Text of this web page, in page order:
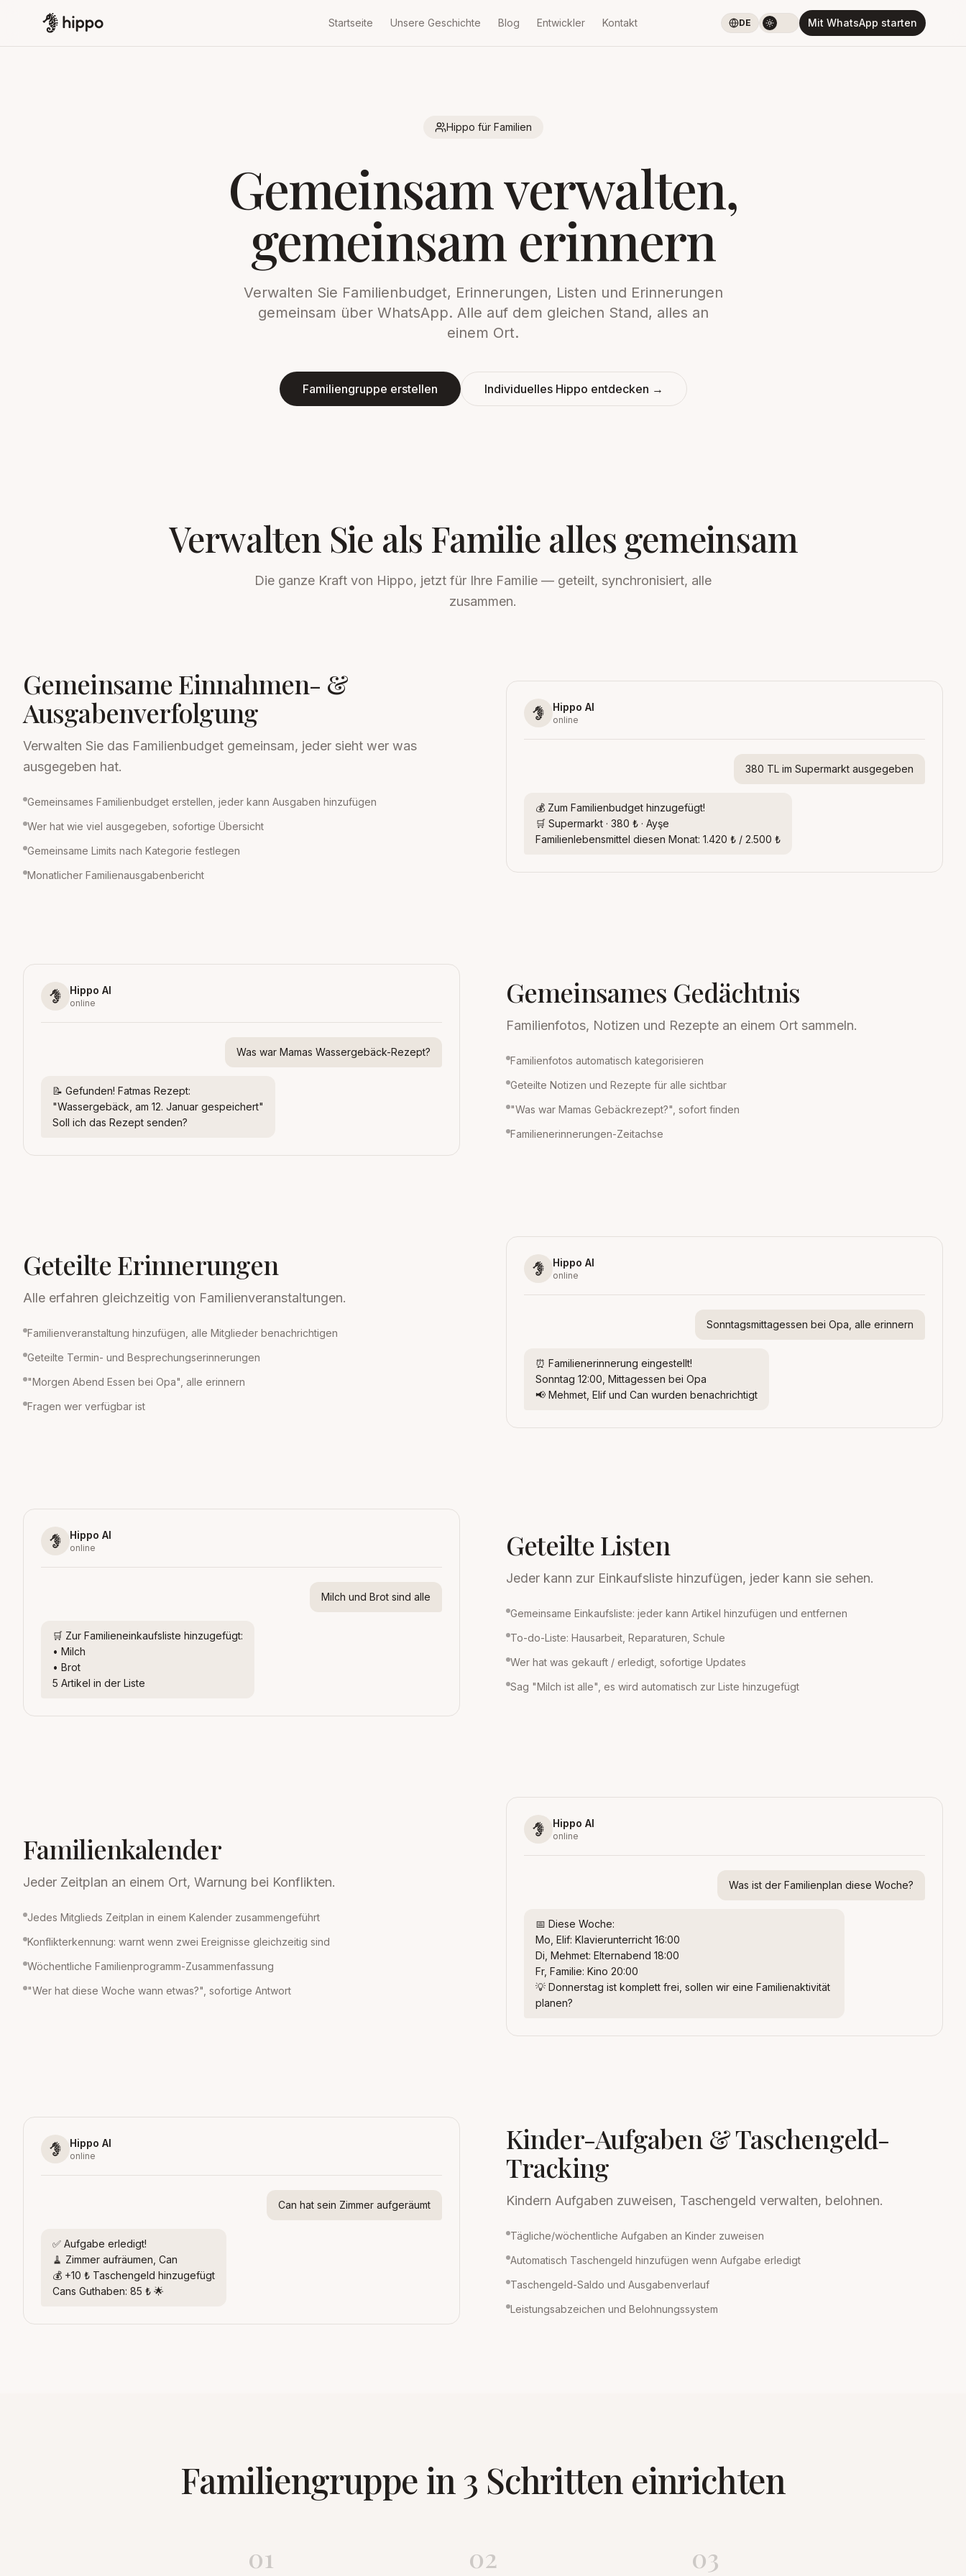
Startseite Unsere Geschichte Blog Entwickler Kontakt DE Mit WhatsApp starten
Hippo für Familien
Gemeinsam verwalten,
gemeinsam erinnern
Verwalten Sie Familienbudget, Erinnerungen, Listen und Erinnerungen
gemeinsam über WhatsApp. Alle auf dem gleichen Stand, alles an
einem Ort.
Familiengruppe erstellen Individuelles Hippo entdecken →
Verwalten Sie als Familie alles gemeinsam
Die ganze Kraft von Hippo, jetzt für Ihre Familie — geteilt, synchronisiert, alle
zusammen.
Gemeinsame Einnahmen- &
Ausgabenverfolgung
Verwalten Sie das Familienbudget gemeinsam, jeder sieht wer was
ausgegeben hat.
Gemeinsames Familienbudget erstellen, jeder kann Ausgaben hinzufügen
Wer hat wie viel ausgegeben, sofortige Übersicht
Gemeinsame Limits nach Kategorie festlegen
Monatlicher Familienausgabenbericht
Hippo AI
online
380 TL im Supermarkt ausgegeben
💰 Zum Familienbudget hinzugefügt!
🛒 Supermarkt · 380 ₺ · Ayşe
Familienlebensmittel diesen Monat: 1.420 ₺ / 2.500 ₺
Gemeinsames Gedächtnis
Familienfotos, Notizen und Rezepte an einem Ort sammeln.
Familienfotos automatisch kategorisieren
Geteilte Notizen und Rezepte für alle sichtbar
"Was war Mamas Gebäckrezept?", sofort finden
Familienerinnerungen-Zeitachse
Hippo AI
online
Was war Mamas Wassergebäck-Rezept?
📝 Gefunden! Fatmas Rezept:
"Wassergebäck, am 12. Januar gespeichert"
Soll ich das Rezept senden?
Geteilte Erinnerungen
Alle erfahren gleichzeitig von Familienveranstaltungen.
Familienveranstaltung hinzufügen, alle Mitglieder benachrichtigen
Geteilte Termin- und Besprechungserinnerungen
"Morgen Abend Essen bei Opa", alle erinnern
Fragen wer verfügbar ist
Hippo AI
online
Sonntagsmittagessen bei Opa, alle erinnern
⏰ Familienerinnerung eingestellt!
Sonntag 12:00, Mittagessen bei Opa
📢 Mehmet, Elif und Can wurden benachrichtigt
Geteilte Listen
Jeder kann zur Einkaufsliste hinzufügen, jeder kann sie sehen.
Gemeinsame Einkaufsliste: jeder kann Artikel hinzufügen und entfernen
To-do-Liste: Hausarbeit, Reparaturen, Schule
Wer hat was gekauft / erledigt, sofortige Updates
Sag "Milch ist alle", es wird automatisch zur Liste hinzugefügt
Hippo AI
online
Milch und Brot sind alle
🛒 Zur Familieneinkaufsliste hinzugefügt:
• Milch
• Brot
5 Artikel in der Liste
Familienkalender
Jeder Zeitplan an einem Ort, Warnung bei Konflikten.
Jedes Mitglieds Zeitplan in einem Kalender zusammengeführt
Konflikterkennung: warnt wenn zwei Ereignisse gleichzeitig sind
Wöchentliche Familienprogramm-Zusammenfassung
"Wer hat diese Woche wann etwas?", sofortige Antwort
Hippo AI
online
Was ist der Familienplan diese Woche?
📅 Diese Woche:
Mo, Elif: Klavierunterricht 16:00
Di, Mehmet: Elternabend 18:00
Fr, Familie: Kino 20:00
💡 Donnerstag ist komplett frei, sollen wir eine Familienaktivität
planen?
Kinder-Aufgaben & Taschengeld-
Tracking
Kindern Aufgaben zuweisen, Taschengeld verwalten, belohnen.
Tägliche/wöchentliche Aufgaben an Kinder zuweisen
Automatisch Taschengeld hinzufügen wenn Aufgabe erledigt
Taschengeld-Saldo und Ausgabenverlauf
Leistungsabzeichen und Belohnungssystem
Hippo AI
online
Can hat sein Zimmer aufgeräumt
✅ Aufgabe erledigt!
🧹 Zimmer aufräumen, Can
💰 +10 ₺ Taschengeld hinzugefügt
Cans Guthaben: 85 ₺ 🌟
Familiengruppe in 3 Schritten einrichten
01 02 03